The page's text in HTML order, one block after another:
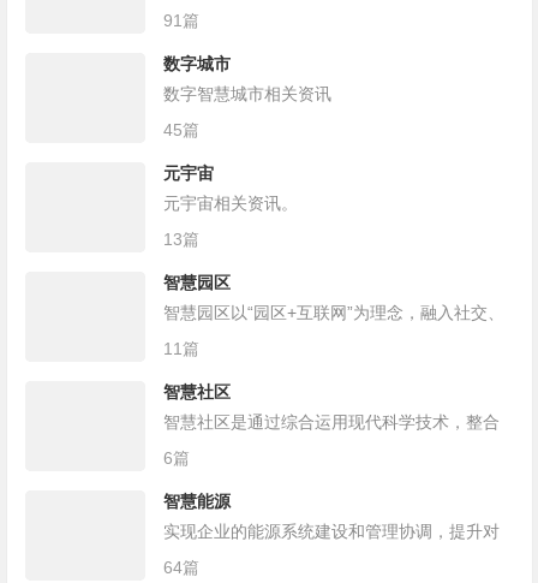
91篇
数字城市
数字智慧城市相关资讯
45篇
元宇宙
元宇宙相关资讯。
13篇
智慧园区
智慧园区以“园区+互联网”为理念，融入社交、
移动、大数据和云计算，将产业集聚发展与城
值关联、圈层资源共享、土地全时利用的功能
复合型城市空间区域。
11篇
智慧社区
智慧社区是通过综合运用现代科学技术，整合
区域人、地、物、情、事、组织和房屋等信
源，以智慧社区综合信息服务平台为支撑，依
托适度领先的基础设施建设，提升社区治理和
小区管理现代化，促进公共服务和便民利民服
6篇
智慧能源
实现企业的能源系统建设和管理协调，提升对
能源的管控和利用率！
64篇